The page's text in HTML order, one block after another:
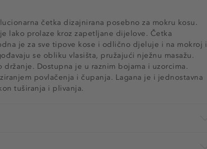
četka dizajnirana posebno za mokru kosu.
lako prolaze kroz zapetljane dijelove. Četka
je za sve tipove kose i odlično djeluje i na mokroj i
se obliku vlasišta, pružajući nježnu masažu.
Dostupna je u raznim bojama i uzorcima.
povlačenja i čupanja. Lagana je i jednostavna
tuširanja i plivanja.